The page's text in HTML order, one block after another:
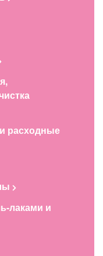
расходные
лаками и